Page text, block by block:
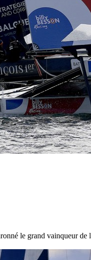
CHALLENGE,Classe
le grand vainqueur de